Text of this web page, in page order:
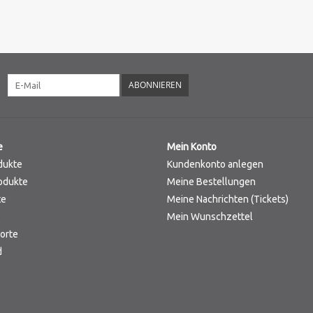
ABONNIEREN
Mein Konto
Kundenkonto anlegen
Meine Bestellungen
Meine Nachrichten (Tickets)
Mein Wunschzettel